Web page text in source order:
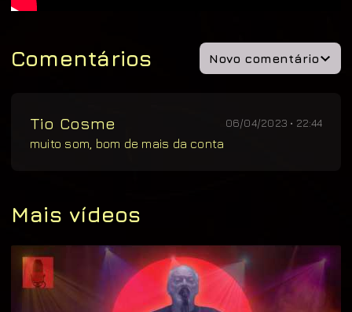
Mais vídeos
Comentários Novo comentário
muito som, bom de mais da conta
Tio Cosme 06/04/2023 • 22:44